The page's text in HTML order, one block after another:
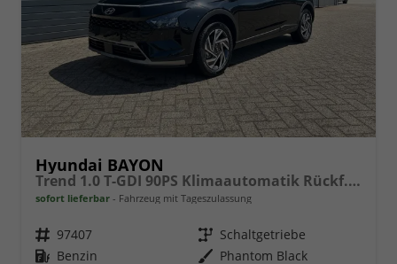
Hyundai BAYON
Trend 1.0 T-GDI 90PS Klimaautomatik Rückf.Kamera Parksensoren Sitzheizung Lenkradheizung Bluetooth Touchscreen Tempomat Apple CarPlay + Android Auto 16"LM
sofort lieferbar Fahrzeug mit Tageszulassung
Fahrzeugnr. 97407 Getriebe Schaltgetriebe
Kraftstoff Benzin Außenfarbe Phantom Black